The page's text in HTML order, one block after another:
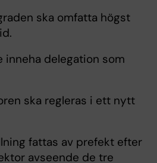
ska omfatta högst
inneha delegation som
ska regleras i ett nytt
fattas av prefekt efter
avseende de tre